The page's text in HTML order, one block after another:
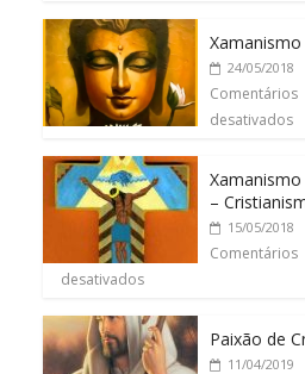
24/05/2018
Comentários
desativados
Xamanismo
–
15/05/2018
Comentários
desativados
Paixão de
11/04/2019